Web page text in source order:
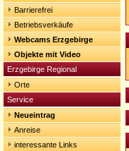
Barrierefrei
Betriebsverkäufe
Webcams Erzgebirge
Objekte mit Video
Erzgebirge Regional
Orte
Service
Neueintrag
Anreise
interessante Links